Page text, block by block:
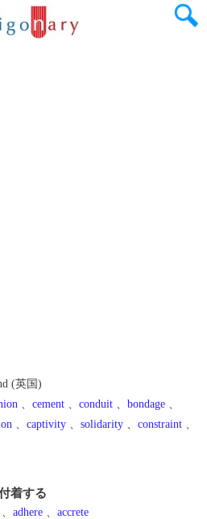
(英国)
、 cement 、 conduit 、 bondage 、
、 captivity 、 solidarity 、 constraint 、
着する
、 adhere 、 accrete